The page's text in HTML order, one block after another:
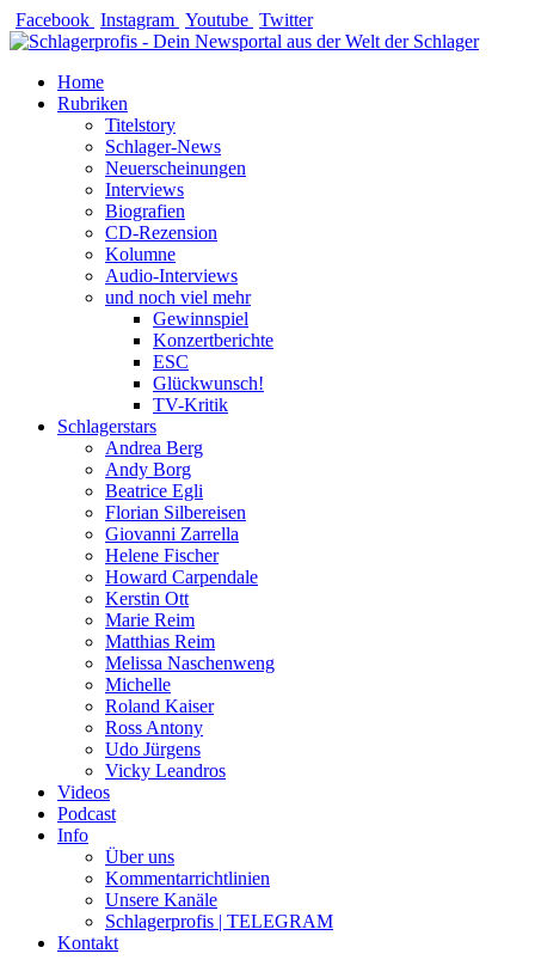
Zum
Inhalt
Facebook Instagram Youtube Twitter
Home
Rubriken
Titelstory
Schlager-News
Neuerscheinungen
Interviews
Biografien
CD-Rezension
Kolumne
Audio-Interviews
und noch viel mehr
Gewinnspiel
Konzertberichte
ESC
Glückwunsch!
TV-Kritik
Schlagerstars
Andrea Berg
Andy Borg
Beatrice Egli
Florian Silbereisen
Giovanni Zarrella
Helene Fischer
Howard Carpendale
Kerstin Ott
Marie Reim
Matthias Reim
Melissa Naschenweng
Michelle
Roland Kaiser
Ross Antony
Udo Jürgens
Vicky Leandros
Videos
Podcast
Info
Über uns
Kommentarrichtlinien
Unsere Kanäle
Schlagerprofis | TELEGRAM
Kontakt